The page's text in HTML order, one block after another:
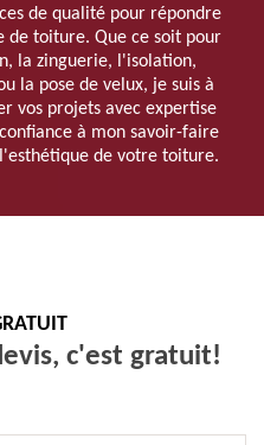
de qualité pour répondre
de toiture. Que ce soit pour
la zinguerie, l'isolation,
la pose de velux, je suis à
vos projets avec expertise
à mon savoir-faire
de votre toiture.
c'est gratuit!